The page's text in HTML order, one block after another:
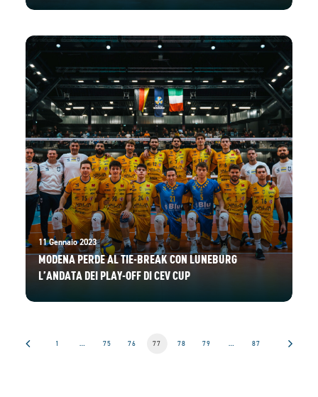
11 Gennaio 2023
MODENA PERDE AL TIE-BREAK CON LUNEBURG
L’ANDATA DEI PLAY-OFF DI CEV CUP
1 … 75 76 77 78 79 … 87